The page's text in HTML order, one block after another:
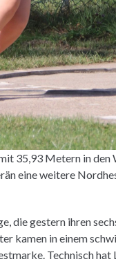
35,93 Metern in
eine weitere
die gestern ihren
kamen in einem
Technisch